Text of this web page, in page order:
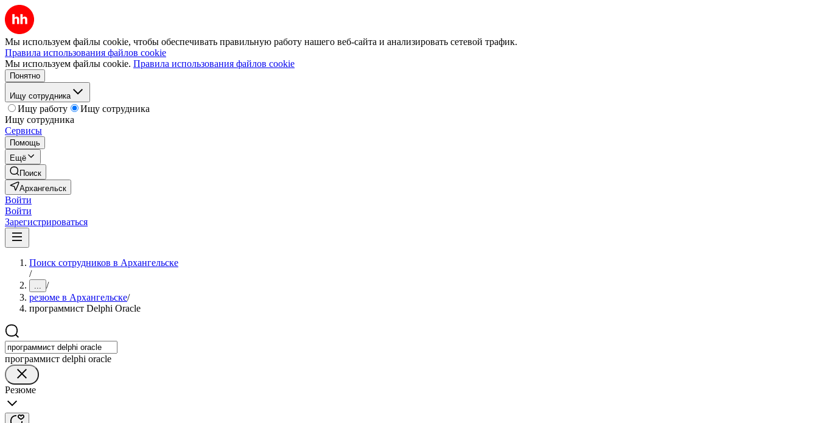
Мы используем файлы cookie, чтобы обеспечивать правильную работу нашего веб-сайта и анализировать сетевой трафик.
Правила использования файлов cookie
Мы используем файлы cookie. Правила использования файлов cookie
Понятно
Ищу сотрудника
Ищу работу
Ищу сотрудника
Ищу сотрудника
Сервисы
Помощь
Ещё
Поиск
Архангельск
Войти
Войти
Зарегистрироваться
Поиск сотрудников в Архангельске
/
... /
резюме в Архангельске/
программист Delphi Oracle
программист delphi oracle
Резюме